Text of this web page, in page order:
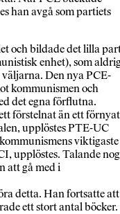
han avgå som partiets
och bildade det lilla
enhet), som
Den nya PCE-
kommunismen och
det egna förflutna.
förstelnat än ett förnyat
upplöstes PTE-UC
viktigaste
upplöstes. Talande nog
att gå med i
detta. Han fortsatte att
ett stort antal böcker.